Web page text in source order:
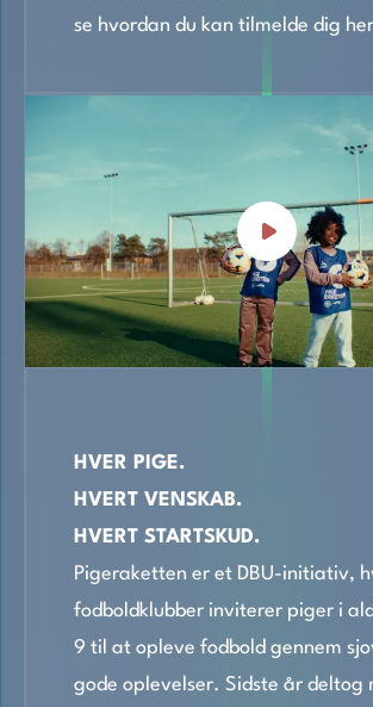
se hvordan du kan tilmelde dig her
HVER PIGE.
HVERT VENSKAB.
HVERT STARTSKUD.
Pigeraketten er et DBU-initiativ,
fodboldklubber inviterer piger i
9 til at opleve fodbold gennem
gode oplevelser. Sidste år deltog